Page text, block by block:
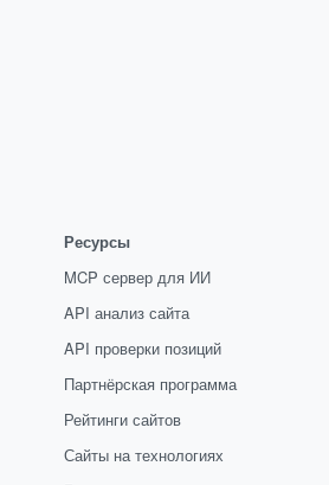
Ресурсы
MCP сервер для ИИ
API анализ сайта
API проверки позиций
Партнёрская программа
Рейтинги сайтов
Сайты на технологиях